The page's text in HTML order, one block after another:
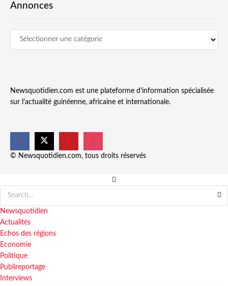
Annonces
Newsquotidien.com est une plateforme d’information spécialisée
sur l’actualité guinéenne, africaine et internationale.
© Newsquotidien.com, tous droits réservés
Newsquotidien
Actualités
Echos des régions
Economie
Politique
Publireportage
Interviews